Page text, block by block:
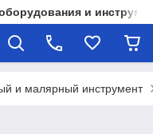
и
и малярный инструмент